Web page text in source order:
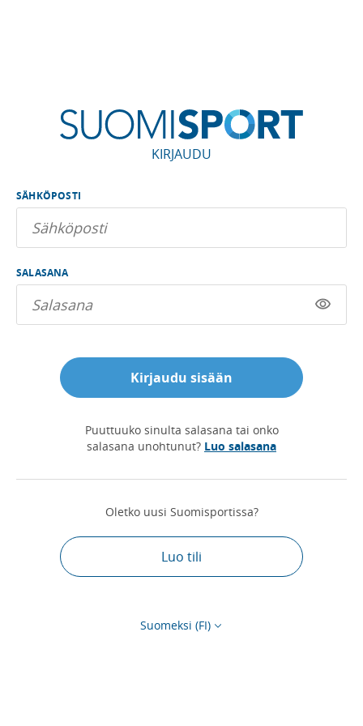
KIRJAUDU
SÄHKÖPOSTI
SALASANA
Kirjaudu sisään
Puuttuuko sinulta salasana tai onko
salasana unohtunut? Luo salasana
Oletko uusi Suomisportissa?
Luo tili
Suomeksi (FI)